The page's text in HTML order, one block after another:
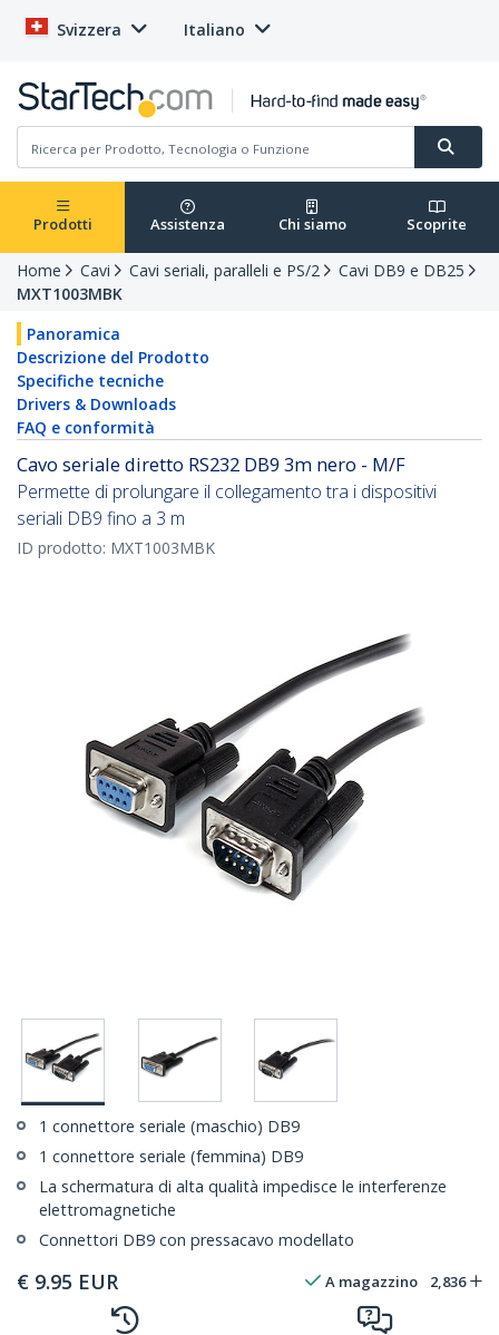
Svizzera Italiano
Prodotti Assistenza Chi siamo Scoprite
Home Cavi Cavi seriali, paralleli e PS/2
Cavi DB9 e DB25
MXT1003MBK
Panoramica
Descrizione del Prodotto
Specifiche tecniche
Drivers & Downloads
FAQ e conformità
Cavo seriale diretto RS232 DB9 3m nero - M/F
Permette di prolungare il collegamento tra i dispositivi
seriali DB9 fino a 3 m
ID prodotto: MXT1003MBK
1 connettore seriale (maschio) DB9
1 connettore seriale (femmina) DB9
La schermatura di alta qualità impedisce le interferenze
elettromagnetiche
Connettori DB9 con pressacavo modellato
€ 9.95 EUR A magazzino 2,836